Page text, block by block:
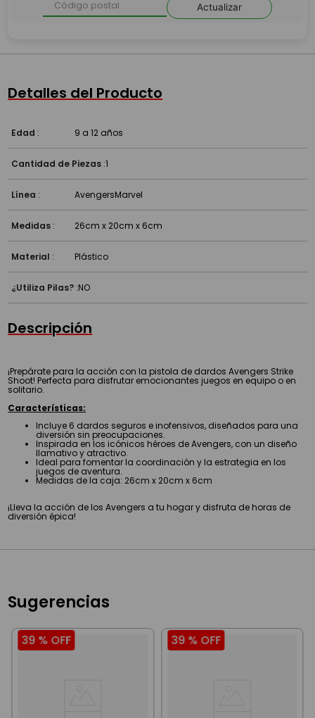
Actualizar
Detalles del Producto
Edad : 9 a 12 años
Cantidad de Piezas :1
Línea : AvengersMarvel
Medidas : 26cm x 20cm x 6cm
Material : Plástico
¿Utiliza Pilas? :NO
Descripción
¡Prepárate para la acción con la pistola de dardos Avengers Strike
Shoot! Perfecta para disfrutar emocionantes juegos en equipo o en
solitario.
Características:
Incluye 6 dardos seguros e inofensivos, diseñados para una
diversión sin preocupaciones.
Inspirada en los icónicos héroes de Avengers, con un diseño
llamativo y atractivo.
Ideal para fomentar la coordinación y la estrategia en los
juegos de aventura.
Medidas de la caja: 26cm x 20cm x 6cm
¡Lleva la acción de los Avengers a tu hogar y disfruta de horas de
diversión épica!
Sugerencias
39 % OFF 39 % OFF